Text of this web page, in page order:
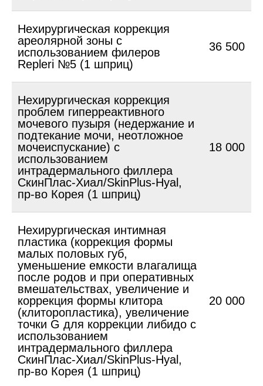
Нехирургическая коррекция
ареолярной зоны с
использованием филеров
Repleri №5 (1 шприц)
36 500
Нехирургическая коррекция
проблем гиперреактивного
мочевого пузыря (недержание и
подтекание мочи, неотложное
мочеиспускание) с
использованием
интрадермального филлера
СкинПлас-Хиал/SkinPlus-Hyal,
пр-во Корея (1 шприц)
18 000
Нехирургическая интимная
пластика (коррекция формы
малых половых губ,
уменьшение емкости влагалища
после родов и при оперативных
вмешательствах, увеличение и
коррекция формы клитора
(клиторопластика), увеличение
точки G для коррекции либидо с
использованием
интрадермального филлера
СкинПлас-Хиал/SkinPlus-Hyal,
пр-во Корея (1 шприц)
20 000